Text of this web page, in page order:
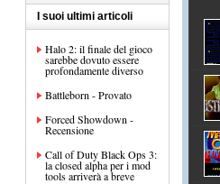
I suoi ultimi articoli
Halo 2: il finale del gioco
sarebbe dovuto essere
profondamente diverso
Battleborn - Provato
Forced Showdown -
Recensione
Call of Duty Black Ops 3:
la closed alpha per i mod
tools arriverà a breve